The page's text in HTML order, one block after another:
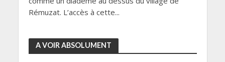
Rémuzat. L’accès à cette...
A VOIR ABSOLUMENT